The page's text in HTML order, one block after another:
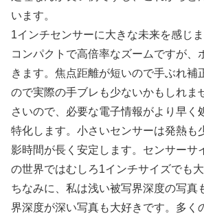
います。
1インチセンサーに大きな未来を感じ
コンパクトで高倍率なズームですが、
きます。焦点距離が短いので手ぶれ補
ので実際の手ブレも少ないかもしれま
さいので、必要な電子情報がより早く
特化します。小さいセンサーは発熱も
影時間が長く安定します。センサーサ
の世界ではむしろ1インチサイズでも大
ちなみに、私は浅い被写界深度の写真
界深度が深い写真も大好きです。多く